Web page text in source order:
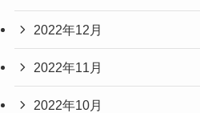
2022年12月
2022年11月
2022年10月